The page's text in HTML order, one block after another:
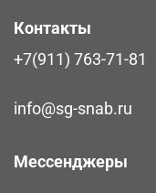
Контакты
+7(911) 763-71-81
info@sg-snab.ru
Мессенджеры